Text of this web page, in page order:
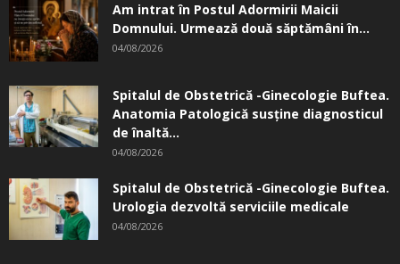
Am intrat în Postul Adormirii Maicii
Domnului. Urmează două săptămâni în...
04/08/2026
Spitalul de Obstetrică -Ginecologie Buftea.
Anatomia Patologică susţine diagnosticul
de înaltă...
04/08/2026
Spitalul de Obstetrică -Ginecologie Buftea.
Urologia dezvoltă serviciile medicale
04/08/2026